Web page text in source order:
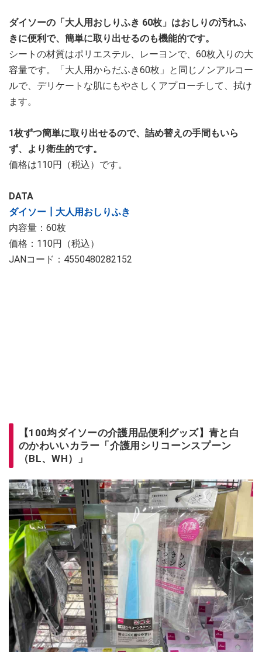
ダイソーの「大人用おしりふき 60枚」はおしりの汚れふ
きに便利で、簡単に取り出せるのも機能的です。
シートの材質はポリエステル、レーヨンで、60枚入りの大
容量です。「大人用からだふき60枚」と同じノンアルコー
ルで、デリケートな肌にもやさしくアプローチして、拭け
ます。
1枚ずつ簡単に取り出せるので、詰め替えの手間もいら
ず、より衛生的です。
価格は110円（税込）です。
DATA
ダイソー┃大人用おしりふき
内容量：60枚
価格：110円（税込）
JANコード：4550480282152
【100均ダイソーの介護用品便利グッズ】青と白
のかわいいカラー「介護用シリコーンスプーン
（BL、WH）」